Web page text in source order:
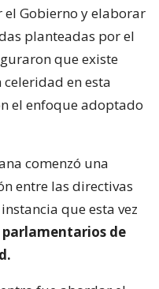
Gobierno y elaborar
planteadas por el
que existe
en esta
el enfoque adoptado
comenzó una
entre las directivas
que esta vez
parlamentarios de